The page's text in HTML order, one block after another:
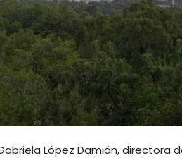
López Damián, directora